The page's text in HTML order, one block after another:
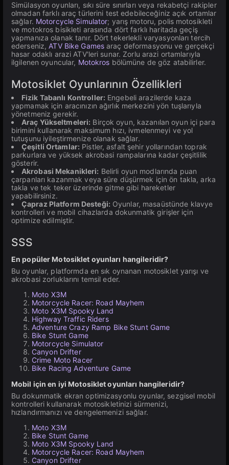
Simülasyon oyunları, sıkı süre sınırları veya rekabetçi rakipler
olmadan farklı araç türlerini test edebileceğiniz açık ortamlar
sağlar. Motorcycle Simulator; yarış motoru, polis motosikleti
ve motokros bisikleti arasında dört farklı haritada geçiş
yapmanıza olanak tanır. Dört tekerlekli varyasyonları tercih
ederseniz,ATV Bike Games araç deformasyonu ve gerçekçi
hasar odaklı arazi ATV'leri sunar. Zorlu arazi ortamlarıyla
ilgilenen oyuncular, Motokros bölümüne de göz atabilirler.
Motosiklet Oyunlarının Özellikleri
Fizik Tabanlı Kontroller: Engebeli arazilerde kaza
yapmamak için aracınızın ağırlık merkezini yön tuşlarıyla
yönetmeniz gerekir.
Araç Yükseltmeleri: Birçok oyun, kazanılan oyun içi para
birimini kullanarak maksimum hızı, ivmelenmeyi ve yol
tutuşunu iyileştirmenize olanak sağlar.
Çeşitli Ortamlar: Pistler, asfalt şehir yollarından toprak
parkurlara ve yüksek akrobasi rampalarına kadar çeşitlilik
gösterir.
Akrobasi Mekanikleri: Belirli oyun modlarında puan
çarpanları kazanmak veya süre düşürmek için ön takla, arka
takla ve tek teker üzerinde gitme gibi hareketler
yapabilirsiniz.
Çapraz Platform Desteği: Oyunlar, masaüstünde klavye
kontrolleri ve mobil cihazlarda dokunmatik girişler için
optimize edilmiştir.
SSS
En popüler Motosiklet oyunları hangileridir?
Bu oyunlar, platformda en sık oynanan motosiklet yarışı ve
akrobasi zorluklarını temsil eder.
Moto X3M
Motorcycle Racer: Road Mayhem
Moto X3M Spooky Land
Highway Traffic Riders
Adventure Crazy Ramp Bike Stunt Game
Bike Stunt Game
Motorcycle Simulator
Canyon Drifter
Crime Moto Racer
Bike Racing Adventure Game
Mobil için en iyi Motosiklet oyunları hangileridir?
Bu dokunmatik ekran optimizasyonlu oyunlar, sezgisel mobil
kontrolleri kullanarak motosikletinizi sürmenizi,
hızlandırmanızı ve dengelemenizi sağlar.
Moto X3M
Bike Stunt Game
Moto X3M Spooky Land
Motorcycle Racer: Road Mayhem
Canyon Drifter